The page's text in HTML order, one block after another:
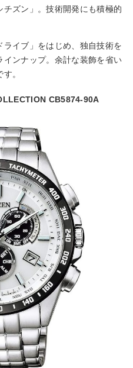
チズン」。技術開発にも積極的
イブ」をはじめ、独自技術を
ンナップ。余計な装飾を省い
。
CB5874-90A